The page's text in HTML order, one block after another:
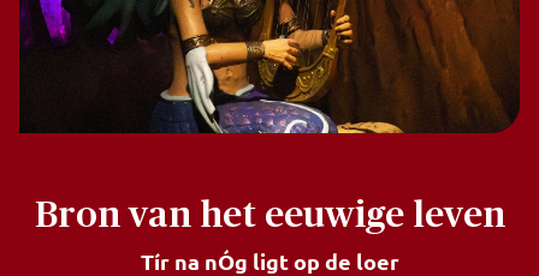
Bron van het eeuwige leven
Tír na nÓg ligt op de loer